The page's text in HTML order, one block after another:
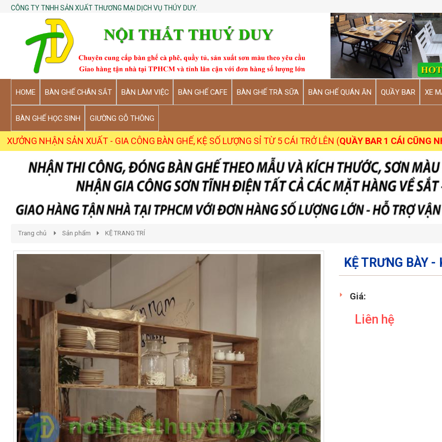
CÔNG TY TNHH SẢN XUẤT THƯƠNG MẠI DỊCH VỤ THÚY DUY.
HOME BÀN GHẾ CHÂN SẮT BÀN LÀM VIỆC BÀN GHẾ CAFE BÀN GHẾ TRÀ SỮA BÀN GHẾ QUÁN ĂN QUẦY BAR XE
BÀN GHẾ HỌC SINH GIƯỜNG GỖ THÔNG
SẢN XUẤT - GIA CÔNG BÀN GHẾ, KỆ SỐ LƯỢNG SỈ TỪ 5 CÁI TRỞ LÊN (QUẦY BAR 1 CÁI CŨNG NHẬN )
Trang chủ Sản phẩm KỆ TRANG TRÍ
KỆ TRƯNG BÀY -
Giá:
Liên hệ